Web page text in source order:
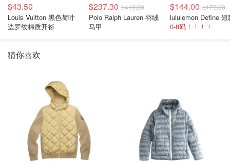
$43.50
Louis Vuitton 黑色荷叶
边罗纹棉质开衫
$237.30 $419.00
Polo Ralph Lauren 羽绒
马甲
$144.00 $179.00
0-8码！！！！
猜你喜欢